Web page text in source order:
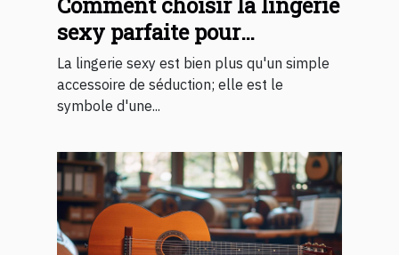
sexy parfaite pour
surprendre votre partenaire
La lingerie sexy est bien plus qu'un simple
accessoire de séduction; elle est le
symbole d'une...